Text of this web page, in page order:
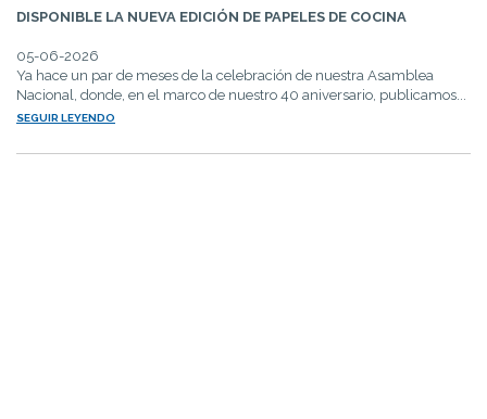
DISPONIBLE LA NUEVA EDICIÓN DE PAPELES DE COCINA
05-06-2026
Ya hace un par de meses de la celebración de nuestra Asamblea
Nacional, donde, en el marco de nuestro 40 aniversario, publicamos...
SEGUIR LEYENDO